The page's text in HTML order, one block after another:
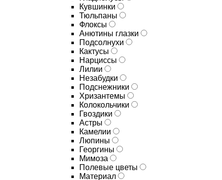
Кувшинки
Тюльпаны
Флоксы
Анютины глазки
Подсолнухи
Кактусы
Нарциссы
Лилии
Незабудки
Подснежники
Хризантемы
Колокольчики
Гвоздики
Астры
Камелии
Люпины
Георгины
Мимоза
Полевые цветы
Материал